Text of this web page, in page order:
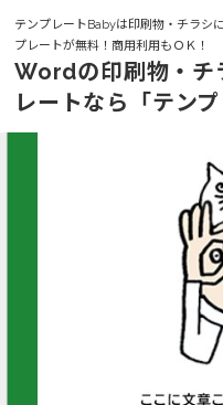
テンプレートBabyは印刷物・チラシ
プレートが無料！商用利用もＯＫ！
Wordの印刷物・チ
レートなら「テンプ